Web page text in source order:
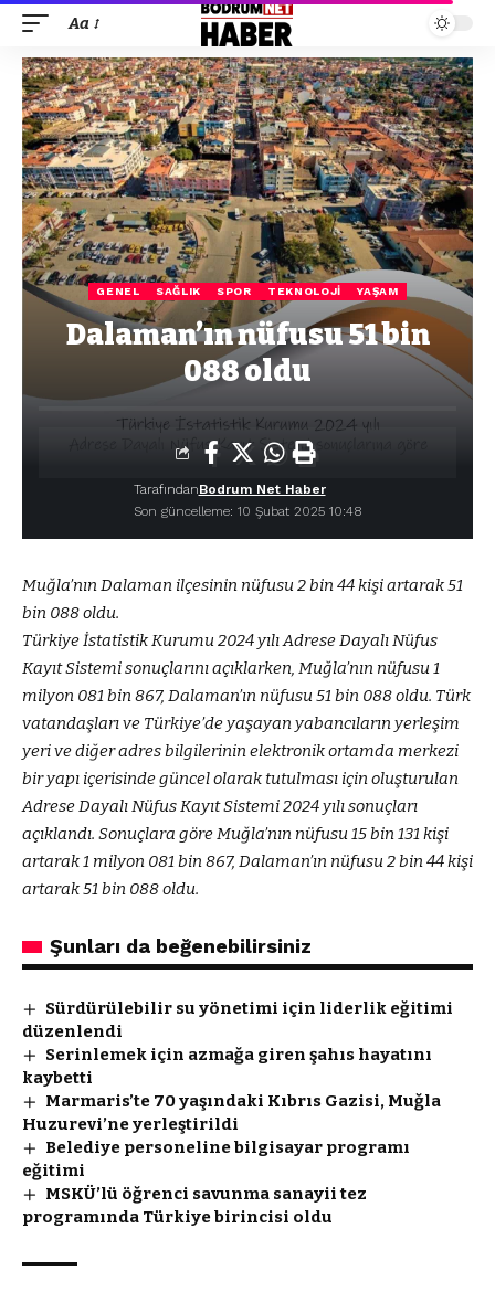
Aa
GENEL SAĞLIK SPOR TEKNOLOJI YAŞAM
Dalaman’ın nüfusu 51 bin
088 oldu
Son güncelleme: 10 Şubat 2025 10:48
TarafındanBodrum Net Haber
Muğla’nın Dalaman ilçesinin nüfusu 2 bin 44 kişi artarak 51
bin 088 oldu.
Türkiye İstatistik Kurumu 2024 yılı Adrese Dayalı Nüfus
Kayıt Sistemi sonuçlarını açıklarken, Muğla’nın nüfusu 1
milyon 081 bin 867, Dalaman’ın nüfusu 51 bin 088 oldu. Türk
vatandaşları ve Türkiye’de yaşayan yabancıların yerleşim
yeri ve diğer adres bilgilerinin elektronik ortamda merkezi
bir yapı içerisinde güncel olarak tutulması için oluşturulan
Adrese Dayalı Nüfus Kayıt Sistemi 2024 yılı sonuçları
açıklandı. Sonuçlara göre Muğla’nın nüfusu 15 bin 131 kişi
artarak 1 milyon 081 bin 867, Dalaman’ın nüfusu 2 bin 44 kişi
artarak 51 bin 088 oldu.
Şunları da beğenebilirsiniz
Sürdürülebilir su yönetimi için liderlik eğitimi
düzenlendi
Serinlemek için azmağa giren şahıs hayatını
kaybetti
Marmaris’te 70 yaşındaki Kıbrıs Gazisi, Muğla
Huzurevi’ne yerleştirildi
Belediye personeline bilgisayar programı
eğitimi
MSKÜ’lü öğrenci savunma sanayii tez
programında Türkiye birincisi oldu